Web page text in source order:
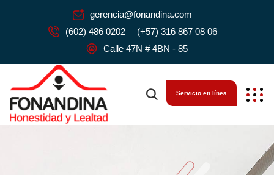
gerencia@fonandina.com
(602) 486 0202
(+57) 316 867 08 06
Calle 47N # 4BN - 85
Servicio en línea